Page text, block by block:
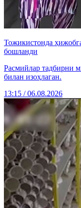
Тожикистонда
бошланди
Расмийлар тадбирни
билан изоҳлаган.
13:15 / 06.08.2026